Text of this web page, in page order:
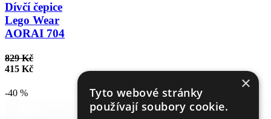
Dívčí čepice
Lego Wear
AORAI 704
829 Kč
415 Kč
-40 %
×
Tyto webové stránky
používají soubory cookie.